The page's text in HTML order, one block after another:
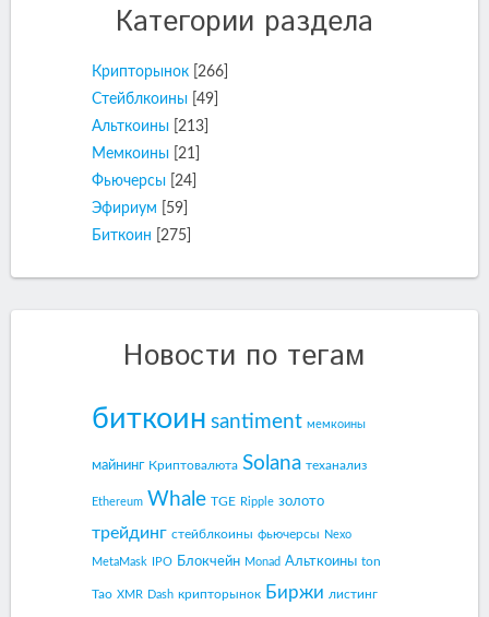
Категории раздела
Крипторынок
[266]
Стейблкоины [49]
Альткоины
[213]
Мемкоины
[21]
Фьючерсы
[24]
Эфириум
[59]
Биткоин
[275]
Новости по тегам
биткоин santiment мемкоины
майнинг Криптовалюта Solana теханализ
Ethereum Whale TGE Ripple золото
трейдинг стейблкоины фьючерсы Nexo
MetaMask IPO Блокчейн Monad Альткоины ton
Tao XMR Dash крипторынок Биржи листинг